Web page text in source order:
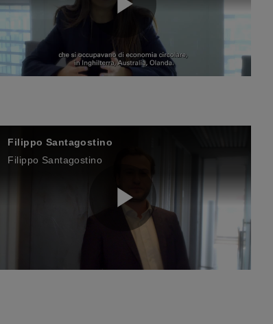
y
i
d
y
Filippo Santagostino
Filippo Santagostino
P